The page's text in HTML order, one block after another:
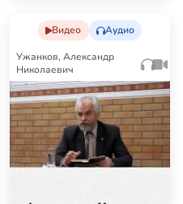
Видео Аудио
Ужанков, Александр
Николаевич